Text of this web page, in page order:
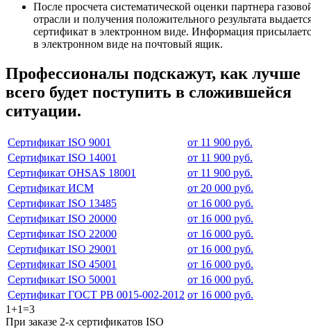
После просчета систематической оценки партнера
отрасли и получения положительного результата
сертификат в электронном виде. Информация
в электронном виде на почтовый ящик.
Профессионалы подскажут, как лучше
всего будет поступить в сложившейся
ситуации.
Сертификат ISO 9001
от 11 900 руб.
Сертификат ISO 14001
от 11 900 руб.
Сертификат OHSAS 18001
от 11 900 руб.
Сертификат ИСМ
от 20 000 руб.
Сертификат ISO 13485
от 16 000 руб.
Сертификат ISO 20000
от 16 000 руб.
Сертификат ISO 22000
от 16 000 руб.
Сертификат ISO 29001
от 16 000 руб.
Сертификат ISO 45001
от 16 000 руб.
Сертификат ISO 50001
от 16 000 руб.
Сертификат ГОСТ РВ 0015-002-2012 от 16 000 руб.
1+1=3
При заказе 2-х сертификатов ISO